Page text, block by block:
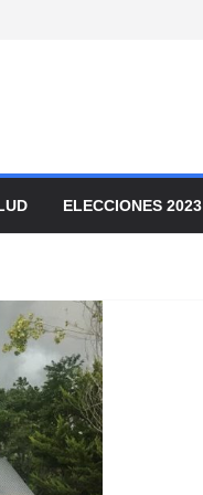
ELECCIONES 2023